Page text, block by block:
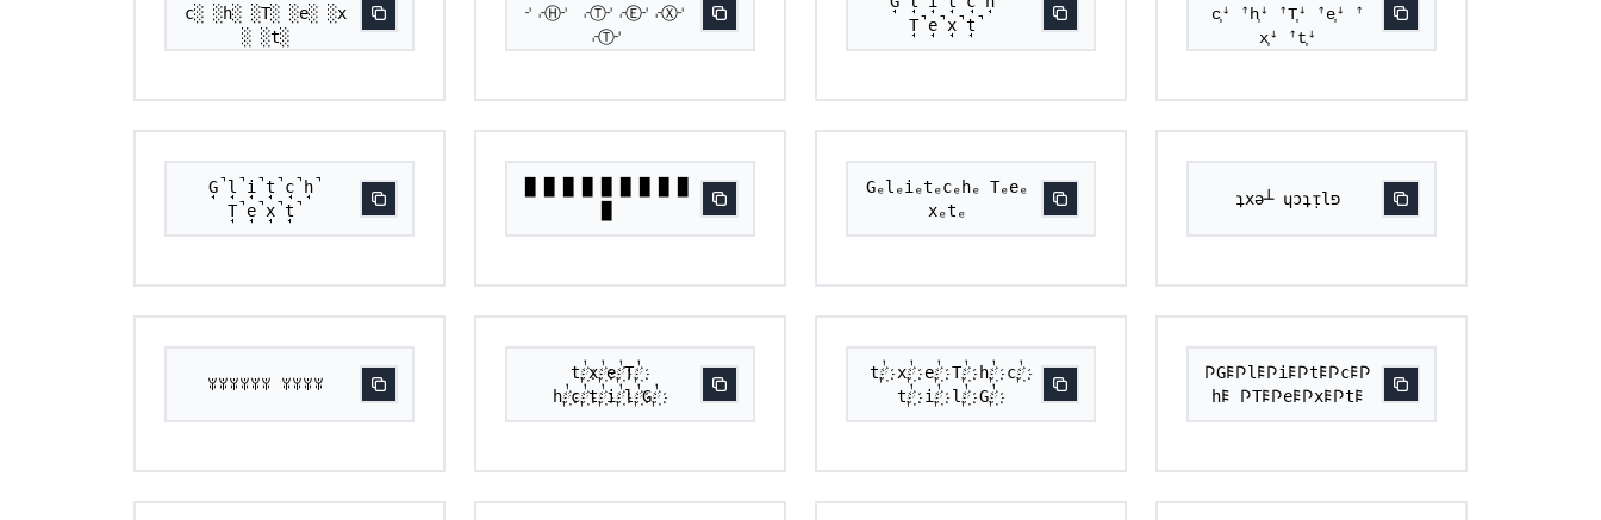
c░ ░h░ ░T░ ░e░ ░x
░ ░t░
⌏⌌Ⓗ⌏ ⌌Ⓣ⌏⌌Ⓔ⌏⌌Ⓧ⌏
⌌Ⓣ⌏
T̘̚e̘̚x̘̚t̘̚
c͎ꜜ ꜛh͎ꜜ ꜛT͎ꜜ ꜛe͎ꜜ ꜛ
x͎ꜜ ꜛt͎ꜜ
G̘̚l̘̚i̘̚t̘̚c̘̚h̘̚
T̘̚e̘̚x̘̚t̘̚
Gₑlₑiₑtₑcₑhₑ Tₑeₑ
xₑtₑ
ʇxǝ┴ ɥɔʇᴉlפ
ꐟꐟꐟꐟꐟꐟ ꐟꐟꐟꐟ
t༙྇҉x༙྇҉e༙྇҉T༙྇҉
h༙྇҉c༙྇҉t༙྇҉i༙྇҉l༙྇҉G༙྇҉
t༙྇҉ x༙྇҉ e༙྇҉ T༙྇҉ h༙྇҉ c༙྇҉
t༙྇҉ i༙྇҉ l༙྇҉ G༙྇҉
𐌐G𐌄𐌐l𐌄𐌐i𐌄𐌐t𐌄𐌐c𐌄𐌐
h𐌄 𐌐T𐌄𐌐e𐌄𐌐x𐌄𐌐t𐌄